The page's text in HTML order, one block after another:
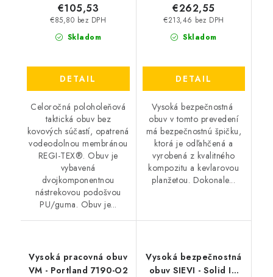
Skladom
€85,80 bez DPH
€105,53
DETAIL
Celoročná poloholeňová
taktická obuv bez
kovových súčastí, opatrená
vodeodolnou membránou
REGI-TEX®. Obuv je
vybavená
dvojkomponentnou
nástrekovou podošvou
PU/guma. Obuv je...
Skladom
€213,46 bez DPH
€262,55
DETAIL
Vysoká bezpečnostná
obuv v tomto prevedení
má bezpečnostnú špičku,
ktorá je odľahčená a
vyrobená z kvalitného
kompozitu a kevlarovou
planžetou. Dokonale...
Vysoká pracovná obuv
VM - Portland 7190-O2
Vysoká bezpečnostná
obuv SIEVI - Solid IN